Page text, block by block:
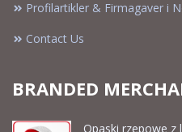
Profilartikler & Firmagaver i
Contact Us
BRANDED
Opaski rzepowe z